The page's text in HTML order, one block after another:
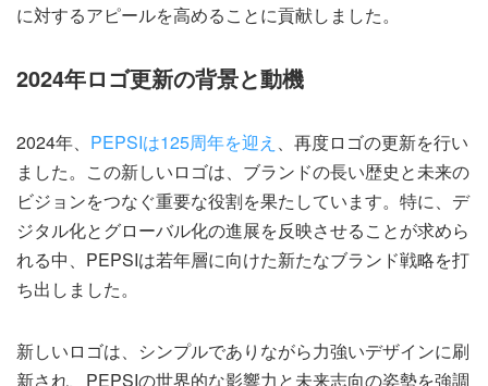
に対するアピールを高めることに貢献しました。
2024年ロゴ更新の背景と動機
2024年、 PEPSIは125周年を迎え 、再度ロゴの更新を行い
ました。この新しいロゴは、ブランドの長い歴史と未来の
ビジョンをつなぐ重要な役割を果たしています。特に、デ
ジタル化とグローバル化の進展を反映させることが求めら
れる中、PEPSIは若年層に向けた新たなブランド戦略を打
ち出しました。
新しいロゴは、シンプルでありながら力強いデザインに刷
新され、PEPSIの世界的な影響力と未来志向の姿勢を強調